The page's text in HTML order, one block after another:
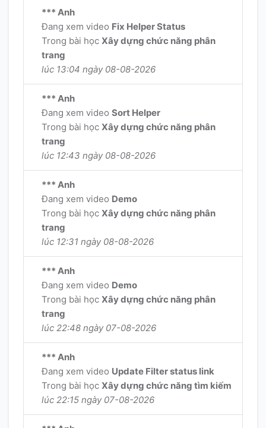
*** Anh
Đang xem video Fix Helper Status
Trong bài học Xây dựng chức năng phân
trang
lúc 13:04 ngày 08-08-2026
*** Anh
Đang xem video Sort Helper
Trong bài học Xây dựng chức năng phân
trang
lúc 12:43 ngày 08-08-2026
*** Anh
Đang xem video Demo
Trong bài học Xây dựng chức năng phân
trang
lúc 12:31 ngày 08-08-2026
*** Anh
Đang xem video Demo
Trong bài học Xây dựng chức năng phân
trang
lúc 22:48 ngày 07-08-2026
*** Anh
Đang xem video Update Filter status link
Trong bài học Xây dựng chức năng tìm kiếm
lúc 22:15 ngày 07-08-2026